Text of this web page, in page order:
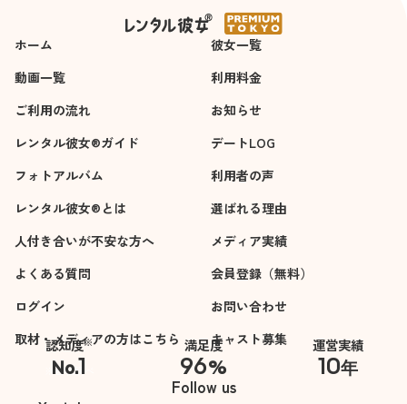
ホーム
彼女一覧
動画一覧
利用料金
ご利用の流れ
お知らせ
レンタル彼女®ガイド
デートLOG
フォトアルバム
利用者の声
レンタル彼女®とは
選ばれる理由
人付き合いが不安な方へ
メディア実績
よくある質問
会員登録（無料）
ログイン
お問い合わせ
取材・メディアの方はこちら
キャスト募集
認知度※
No.1
※自社調べ
満足度
96%
運営実績
10年
Follow us